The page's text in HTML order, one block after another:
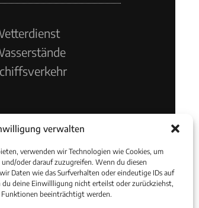
verwalten
verwenden wir Technologien wie Cookies, um
oder darauf zuzugreifen. Wenn du diesen
Daten wie das Surfverhalten oder eindeutige IDs auf
deine Einwillligung nicht erteilst oder zurückziehst,
beeinträchtigt werden.